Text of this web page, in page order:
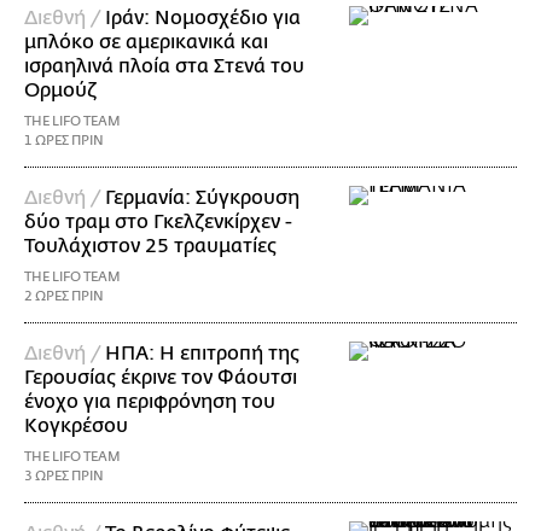
Διεθνή / Ιράν: Νομοσχέδιο για
μπλόκο σε αμερικανικά και
ισραηλινά πλοία στα Στενά του
Ορμούζ
THE LIFO TEAM
1 ΩΡΕΣ ΠΡΙΝ
Διεθνή / Γερμανία: Σύγκρουση
δύο τραμ στο Γκελζενκίρχεν -
Τουλάχιστον 25 τραυματίες
THE LIFO TEAM
2 ΩΡΕΣ ΠΡΙΝ
Διεθνή / ΗΠΑ: Η επιτροπή της
Γερουσίας έκρινε τον Φάουτσι
ένοχο για περιφρόνηση του
Κογκρέσου
THE LIFO TEAM
3 ΩΡΕΣ ΠΡΙΝ